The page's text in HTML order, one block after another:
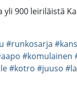
900 leiriläistä
#runkosarja
#komulainen
#kotro #juuso